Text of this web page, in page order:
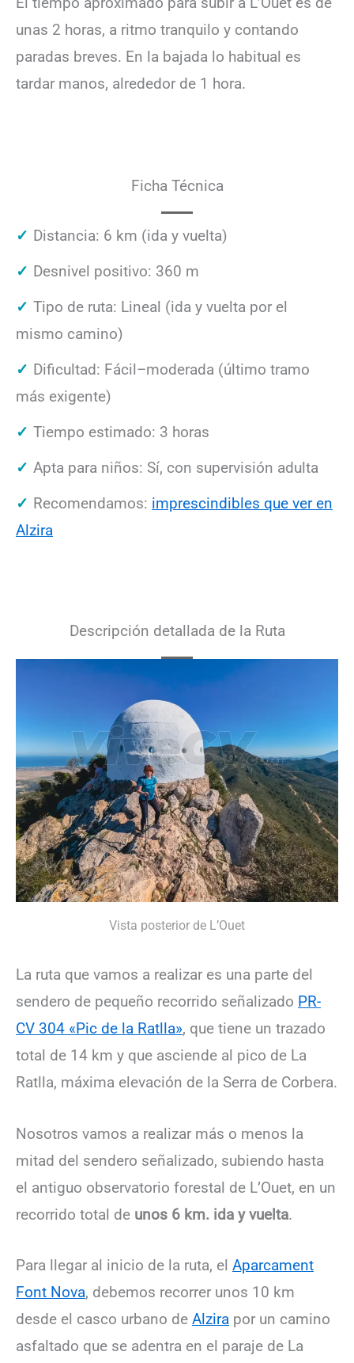
unas 2 horas, a ritmo tranquilo y contando
paradas breves. En la bajada lo habitual es
tardar manos, alrededor de 1 hora.
Ficha Técnica
Distancia: 6 km (ida y vuelta)
Desnivel positivo: 360 m
Tipo de ruta: Lineal (ida y vuelta por el
mismo camino)
Dificultad: Fácil–moderada (último tramo
más exigente)
Tiempo estimado: 3 horas
Apta para niños: Sí, con supervisión adulta
Recomendamos: imprescindibles que ver en
Alzira
Descripción detallada de la Ruta
Vista posterior de L’Ouet
La ruta que vamos a realizar es una parte del
sendero de pequeño recorrido señalizado PR-
CV 304 «Pic de la Ratlla», que tiene un trazado
total de 14 km y que asciende al pico de La
Ratlla, máxima elevación de la Serra de Corbera.
Nosotros vamos a realizar más o menos la
mitad del sendero señalizado, subiendo hasta
el antiguo observatorio forestal de L’Ouet, en un
recorrido total de unos 6 km. ida y vuelta.
Para llegar al inicio de la ruta, el Aparcament
Font Nova, debemos recorrer unos 10 km
desde el casco urbano de Alzira por un camino
asfaltado que se adentra en el paraje de La